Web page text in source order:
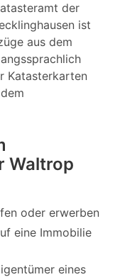
der
ist
aus dem
Katasterkarten
Waltrop
oder erwerben
eine Immobilie
eines